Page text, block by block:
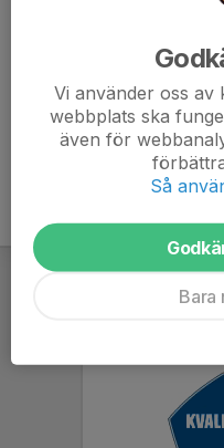
På fotograferingen
och eller strumpor så får
Vi använder oss
webbplats ska
även för
Så
Bara